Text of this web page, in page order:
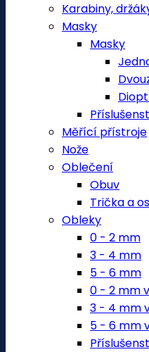
Karabiny,
Masky
Masky
Měřící přístroje
Nože
Oblečení
Obuv
Trička a
Obleky
0 - 2 mm
3 - 4 mm
5 - 6 mm
0 - 2 mm
3 - 4 mm
5 - 6 mm